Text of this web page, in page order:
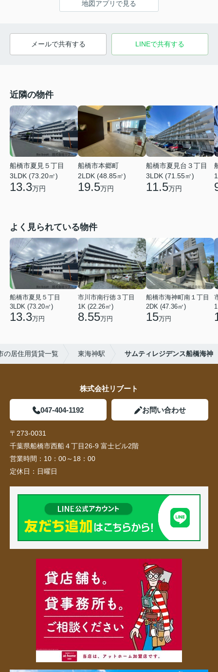
地図アプリで見る
メールで共有する LINEで共有する
近隣の物件
船橋市夏見５丁目
3LDK (73.20㎡)
13.3万円
船橋市本郷町
2LDK (48.85㎡)
19.5万円
船橋市夏見台３丁目
3LDK (71.55㎡)
11.5万円
よく見られている物件
船橋市夏見５丁目
3LDK (73.20㎡)
13.3万円
市川市南行徳３丁目
1K (22.26㎡)
8.55万円
船橋市海神町南１丁目
2DK (47.36㎡)
15万円
の居住用賃貸一覧 東海神駅 サムティレジデンス船橋海神
株式会社リブート
047-404-1192 お問い合わせ
〒273-0031
千葉県船橋市西船４丁目26-9 富士ビル2階
営業時間： 10：00～18：00
定休日： 日曜日